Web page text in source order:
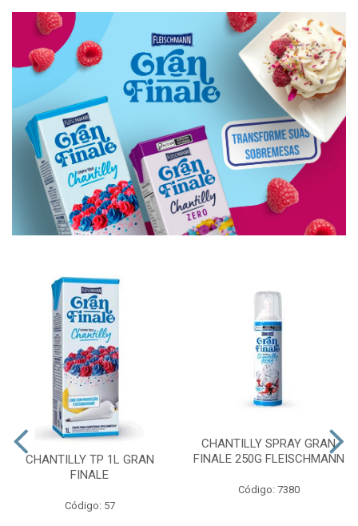
CHANTILLY TP 1L GRAN
FINALE
Código: 57
CHANTILLY SPRAY GRAN
FINALE 250G FLEISCHMANN
Código: 7380